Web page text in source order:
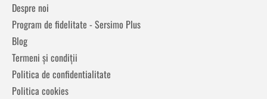
Despre noi
Program de fidelitate - Sersimo Plus
Blog
Termeni și condiții
Politica de confidentialitate
Politica cookies